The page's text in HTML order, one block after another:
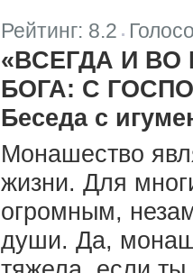
Рейтинг: 8.2
«ВСЕГДА И
БОГА: С
Беседа с
Монашество
жизни. Для
огромным,
души. Да,